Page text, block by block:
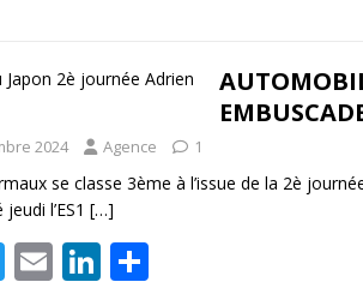
er l e
n
g
er
2024 Agence 1
se classe 3ème à l’issue de la 2è
l’ES1 […]
T E Li